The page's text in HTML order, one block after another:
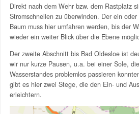
Direkt nach dem Wehr bzw. dem Rastplatz
Stromschnellen zu überwinden. Der ein
Baum muss hier umfahren werden, bis der
wieder ein weiter Blick über die Ebene
Der zweite Abschnitt bis Bad Oldesloe ist
wir nur kurze Pausen, u.a. bei einer Sole,
Wasserstandes problemlos passieren
gibt es hier zwei Stege, die den Ein- und
erleichtern.